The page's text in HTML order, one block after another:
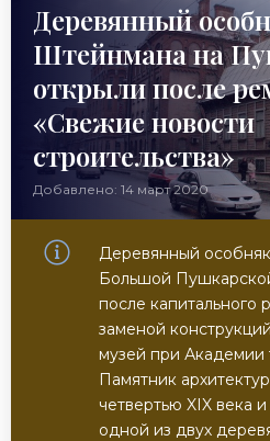
Деревянный
Штейнмана на
открыли после
«Свежие новости
строительства»
Добавлено: 14 март 2020
Деревянный
Большой
после капитального
заменой
музей при
Памятник
четвертью XIX века
одной из двух